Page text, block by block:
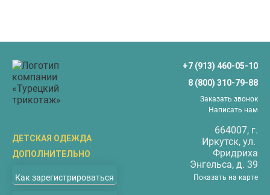
+7 (913) 460-05-10
8 (800) 310-79-88
Заказать звонок
Написать нам
664007, г.
Иркутск, ул.
Фридриха
Энгельса, д. 39
Показать на карте
ДЕТСКАЯ ОДЕЖДА
Бриджи
ДОПОЛНИТЕЛЬНО
Доставка
Как зарегистрироваться